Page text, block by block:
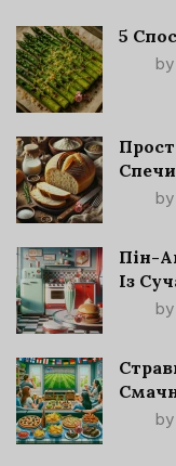
5
by
by
Пін-
Із
by
by